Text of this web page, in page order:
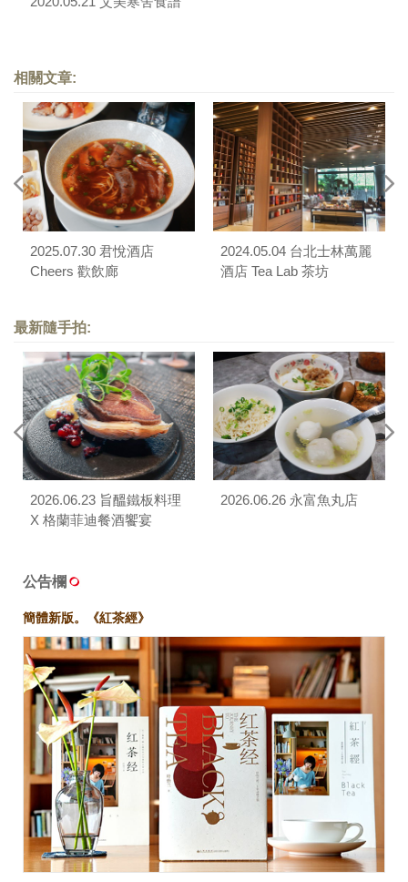
相關文章:
2025.07.30 君悅酒店
Cheers 歡飲廊
2024.05.04 台北士林萬麗
酒店 Tea Lab 茶坊
最新隨手拍:
2026.06.23 旨醞鐵板料理
X 格蘭菲迪餐酒饗宴
2026.06.26 永富魚丸店
公告欄
簡體新版。《紅茶經》